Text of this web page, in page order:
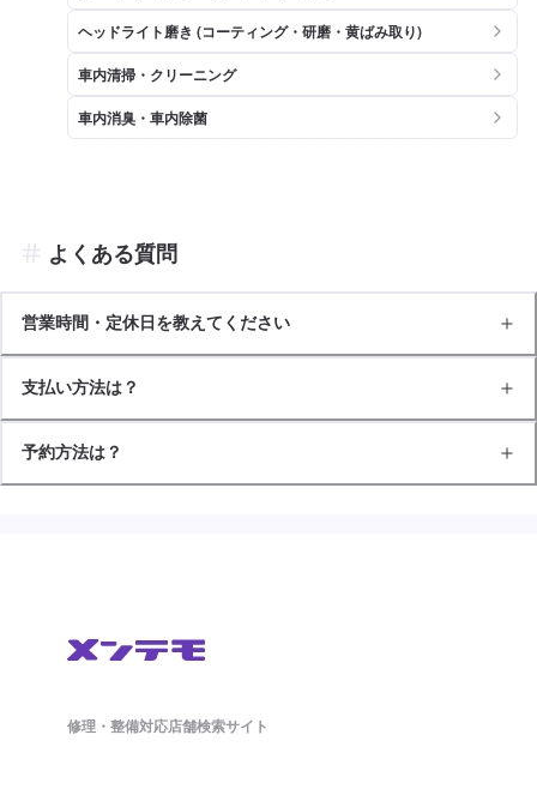
ヘッドライト磨き (コーティング・研磨・黄ばみ取り)
車内清掃・クリーニング
車内消臭・車内除菌
よくある質問
営業時間・定休日を教えてください
支払い方法は？
予約方法は？
修理・整備対応店舗検索サイト